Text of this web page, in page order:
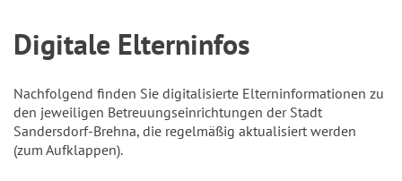
Digitale Elterninfos
Nachfolgend finden Sie digitalisierte Elterninformationen zu
den jeweiligen Betreuungseinrichtungen der Stadt
Sandersdorf-Brehna, die regelmäßig aktualisiert werden
(zum Aufklappen).